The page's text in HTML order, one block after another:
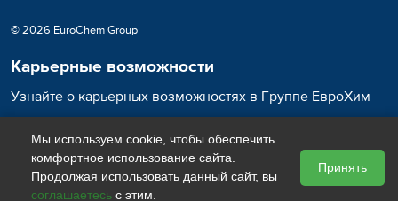
© 2026 EuroChem Group
Карьерные возможности
Узнайте о карьерных возможностях в Группе ЕвроХим
Карьера в ЕвроХим
Мы используем cookie, чтобы обеспечить
комфортное использование сайта.
Продолжая использовать данный сайт, вы
соглашаетесь с этим.
Принять